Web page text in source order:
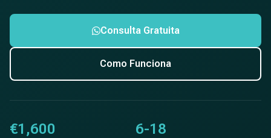
Consulta Gratuita
Como Funciona
€1,600 6-18